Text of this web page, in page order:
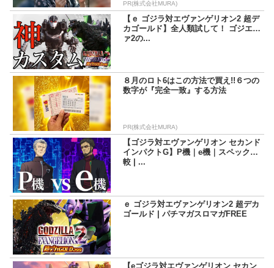
くＸのフォロワーは3万人超え。コスプレの完成度もめちゃ
くちゃ高いので、ファンならずとも一度はチェックしていた
だきたい。
PR(株式会社MURA)
【ｅ ゴジラ対エヴァンゲリオン2 超デ
カゴールド】全人類試して！ ゴジエヴ
ァ2の...
８月のロト6はこの方法で買え!!６つの
数字が『完全一致』する方法
PR(株式会社MURA)
【ゴジラ対エヴァンゲリオン セカンド
インパクトG】P機｜e機｜スペック比
較 | ...
ｅ ゴジラ対エヴァンゲリオン2 超デカ
ゴールド | パチマガスロマガFREE
【eゴジラ対エヴァンゲリオン セカン